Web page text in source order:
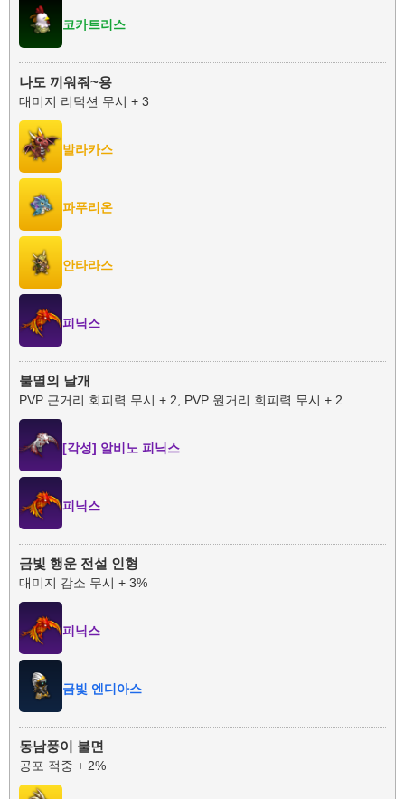
코카트리스
나도 끼워줘~용
대미지 리덕션 무시 + 3
발라카스
파푸리온
안타라스
피닉스
불멸의 날개
PVP 근거리 회피력 무시 + 2, PVP 원거리 회피력 무시 + 2
[각성] 알비노 피닉스
피닉스
금빛 행운 전설 인형
대미지 감소 무시 + 3%
피닉스
금빛 엔디아스
동남풍이 불면
공포 적중 + 2%